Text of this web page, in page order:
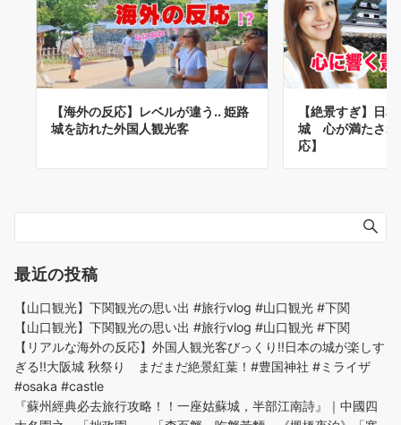
【海外の反応】レベルが違う.. 姫路
城を訪れた外国人観光客
【絶景すぎ】日
城 心が満たされ
応】
最近の投稿
【山口観光】下関観光の思い出 #旅行vlog #山口観光 #下関
【山口観光】下関観光の思い出 #旅行vlog #山口観光 #下関
【リアルな海外の反応】外国人観光客びっくり!!日本の城が楽しす
ぎる!!大阪城 秋祭り まだまだ絶景紅葉！#豊国神社 #ミライザ
#osaka #castle
『蘇州經典必去旅行攻略！！一座姑蘇城，半部江南詩』｜中國四